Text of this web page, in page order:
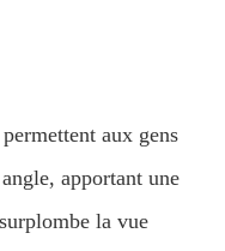
aux gens
apportant une
la vue